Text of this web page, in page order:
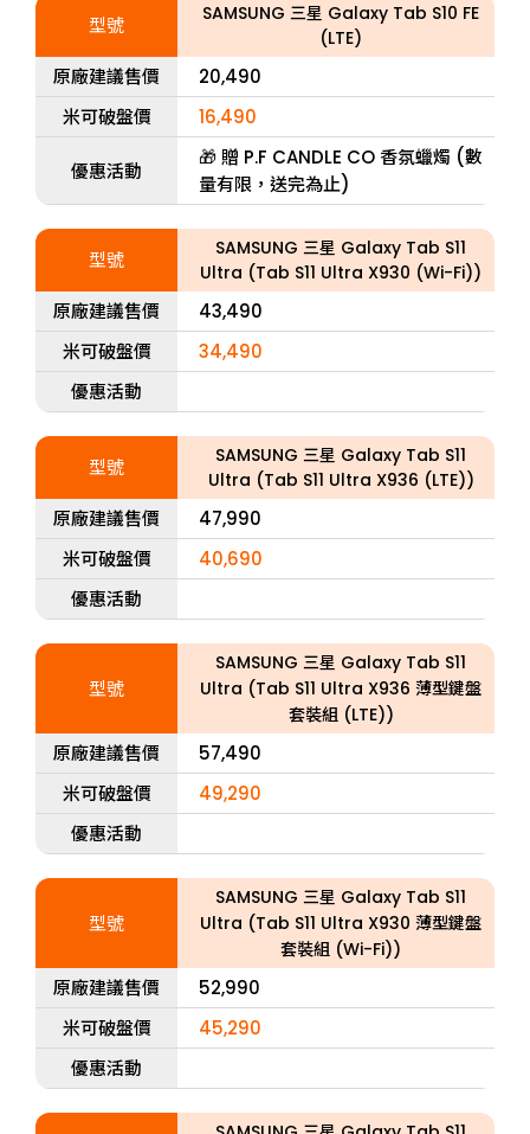
型號
SAMSUNG 三星 Galaxy Tab S10 FE
(LTE)
原廠建議售價
20,490
米可破盤價
16,490
優惠活動
🎁 贈 P.F CANDLE CO 香氛蠟燭 (數
量有限，送完為止)
型號
SAMSUNG 三星 Galaxy Tab S11
Ultra (Tab S11 Ultra X930 (Wi-Fi))
原廠建議售價
43,490
米可破盤價
34,490
優惠活動
型號
SAMSUNG 三星 Galaxy Tab S11
Ultra (Tab S11 Ultra X936 (LTE))
原廠建議售價
47,990
米可破盤價
40,690
優惠活動
型號
SAMSUNG 三星 Galaxy Tab S11
Ultra (Tab S11 Ultra X936 薄型鍵盤
套裝組 (LTE))
原廠建議售價
57,490
米可破盤價
49,290
優惠活動
型號
SAMSUNG 三星 Galaxy Tab S11
Ultra (Tab S11 Ultra X930 薄型鍵盤
套裝組 (Wi-Fi))
原廠建議售價
52,990
米可破盤價
45,290
優惠活動